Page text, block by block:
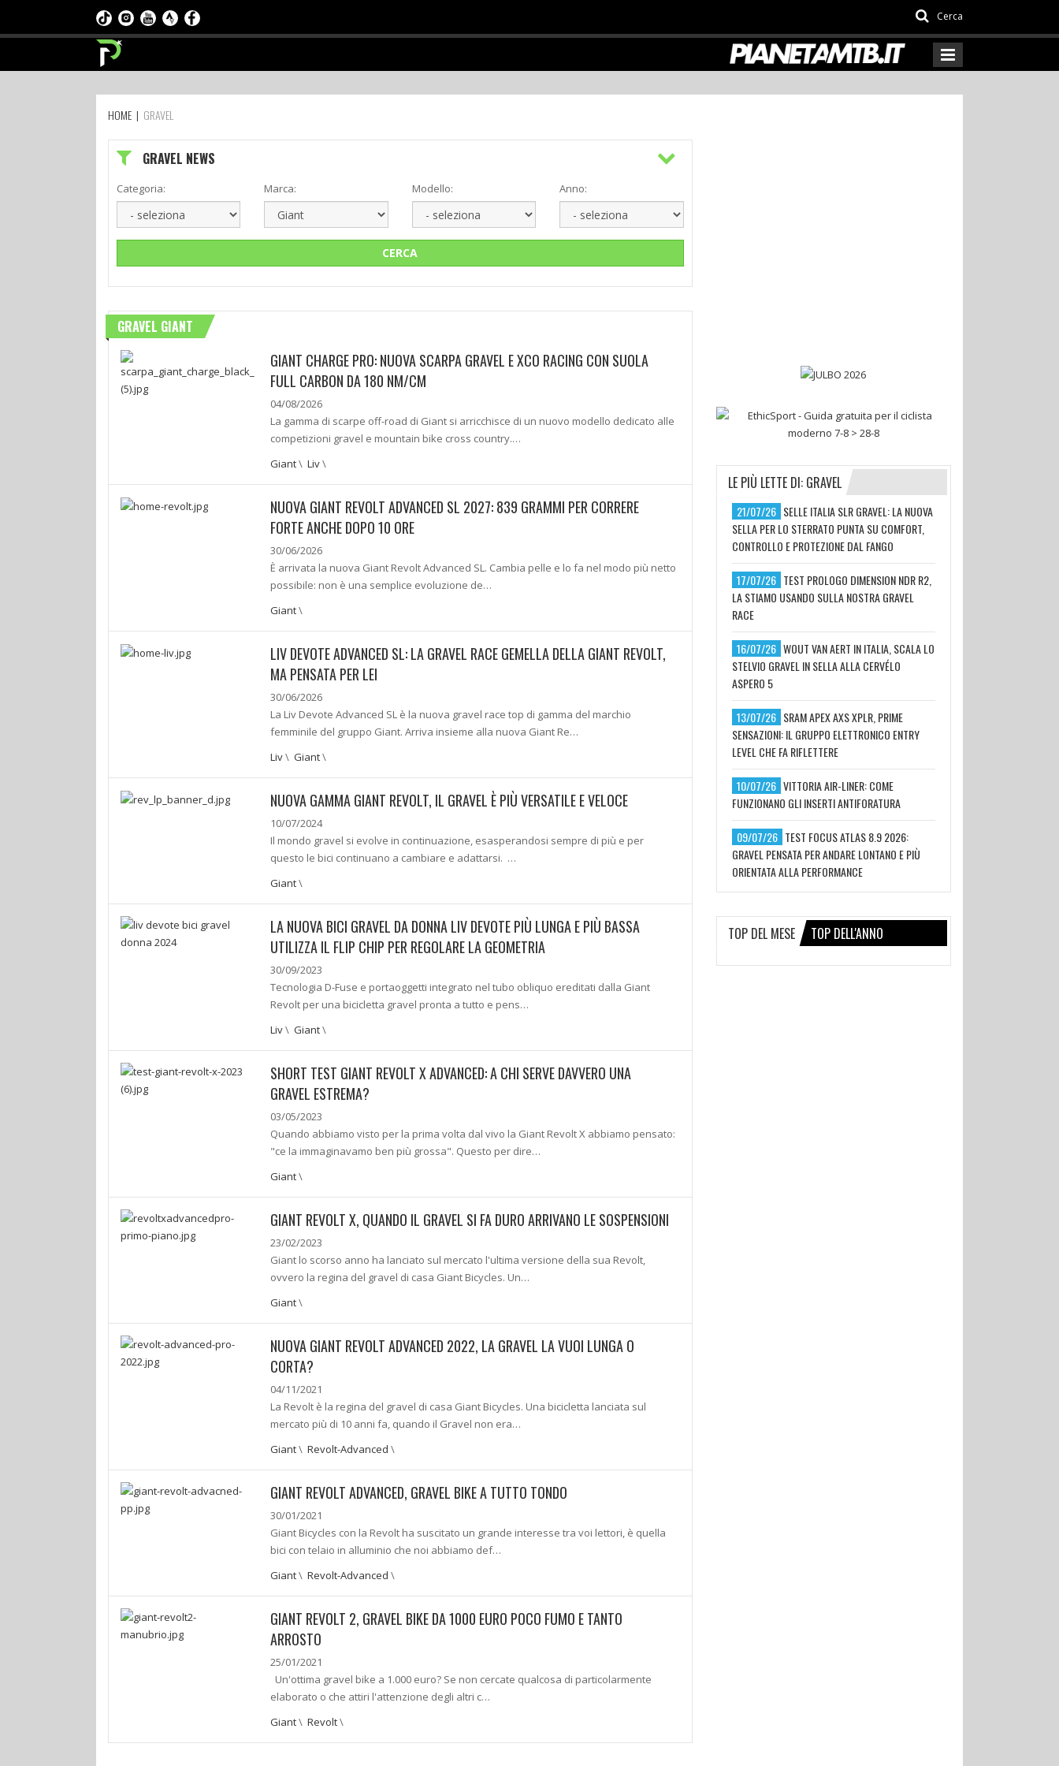
Cerca
HOME | GRAVEL
GRAVEL NEWS
Categoria: Marca: Modello: Anno:
CERCA
GRAVEL GIANT
GIANT CHARGE PRO: NUOVA SCARPA GRAVEL E XCO RACING CON SUOLA
FULL CARBON DA 180 NM/CM
04/08/2026
La gamma di scarpe off-road di Giant si arricchisce di un nuovo modello dedicato alle
competizioni gravel e mountain bike cross country.…
Giant\ Liv\
NUOVA GIANT REVOLT ADVANCED SL 2027: 839 GRAMMI PER CORRERE
FORTE ANCHE DOPO 10 ORE
30/06/2026
È arrivata la nuova Giant Revolt Advanced SL. Cambia pelle e lo fa nel modo più netto
possibile: non è una semplice evoluzione de…
Giant\
LIV DEVOTE ADVANCED SL: LA GRAVEL RACE GEMELLA DELLA GIANT REVOLT,
MA PENSATA PER LEI
30/06/2026
La Liv Devote Advanced SL è la nuova gravel race top di gamma del marchio
femminile del gruppo Giant. Arriva insieme alla nuova Giant Re…
Liv\ Giant\
NUOVA GAMMA GIANT REVOLT, IL GRAVEL È PIÙ VERSATILE E VELOCE
10/07/2024
Il mondo gravel si evolve in continuazione, esasperandosi sempre di più e per
questo le bici continuano a cambiare e adattarsi. …
Giant\
LA NUOVA BICI GRAVEL DA DONNA LIV DEVOTE PIÙ LUNGA E PIÙ BASSA
UTILIZZA IL FLIP CHIP PER REGOLARE LA GEOMETRIA
30/09/2023
Tecnologia D-Fuse e portaoggetti integrato nel tubo obliquo ereditati dalla Giant
Revolt per una bicicletta gravel pronta a tutto e pens…
Liv\ Giant\
SHORT TEST GIANT REVOLT X ADVANCED: A CHI SERVE DAVVERO UNA
GRAVEL ESTREMA?
03/05/2023
Quando abbiamo visto per la prima volta dal vivo la Giant Revolt X abbiamo pensato:
"ce la immaginavamo ben più grossa". Questo per dire…
Giant\
GIANT REVOLT X, QUANDO IL GRAVEL SI FA DURO ARRIVANO LE SOSPENSIONI
23/02/2023
Giant lo scorso anno ha lanciato sul mercato l'ultima versione della sua Revolt,
ovvero la regina del gravel di casa Giant Bicycles. Un…
Giant\
NUOVA GIANT REVOLT ADVANCED 2022, LA GRAVEL LA VUOI LUNGA O
CORTA?
04/11/2021
La Revolt è la regina del gravel di casa Giant Bicycles. Una bicicletta lanciata sul
mercato più di 10 anni fa, quando il Gravel non era…
Giant\ Revolt-Advanced \
GIANT REVOLT ADVANCED, GRAVEL BIKE A TUTTO TONDO
30/01/2021
Giant Bicycles con la Revolt ha suscitato un grande interesse tra voi lettori, è quella
bici con telaio in alluminio che noi abbiamo def…
Giant\ Revolt-Advanced \
GIANT REVOLT 2, GRAVEL BIKE DA 1000 EURO POCO FUMO E TANTO
ARROSTO
25/01/2021
Un'ottima gravel bike a 1.000 euro? Se non cercate qualcosa di particolarmente
elaborato o che attiri l'attenzione degli altri c…
Giant\ Revolt\
LE PIÙ LETTE DI: GRAVEL
21/07/26 SELLE ITALIA SLR GRAVEL: LA NUOVA
SELLA PER LO STERRATO PUNTA SU COMFORT,
CONTROLLO E PROTEZIONE DAL FANGO
17/07/26 TEST PROLOGO DIMENSION NDR R2,
LA STIAMO USANDO SULLA NOSTRA GRAVEL
RACE
16/07/26 WOUT VAN AERT IN ITALIA, SCALA LO
STELVIO GRAVEL IN SELLA ALLA CERVÉLO
ASPERO 5
13/07/26 SRAM APEX AXS XPLR, PRIME
SENSAZIONI: IL GRUPPO ELETTRONICO ENTRY
LEVEL CHE FA RIFLETTERE
10/07/26 VITTORIA AIR-LINER: COME
FUNZIONANO GLI INSERTI ANTIFORATURA
09/07/26 TEST FOCUS ATLAS 8.9 2026:
GRAVEL PENSATA PER ANDARE LONTANO E PIÙ
ORIENTATA ALLA PERFORMANCE
TOP DEL MESE TOP DELL'ANNO